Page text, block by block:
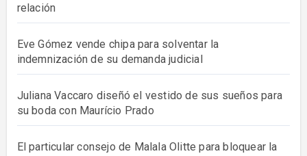
relación
Eve Gómez vende chipa para solventar la
indemnización de su demanda judicial
Juliana Vaccaro diseñó el vestido de sus sueños para
su boda con Maurício Prado
El particular consejo de Malala Olitte para bloquear la